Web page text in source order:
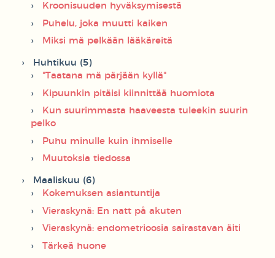
Kroonisuuden hyväksymisestä
Puhelu, joka muutti kaiken
Miksi mä pelkään lääkäreitä
Huhtikuu (5)
"Taatana mä pärjään kyllä"
Kipuunkin pitäisi kiinnittää huomiota
Kun suurimmasta haaveesta tuleekin suurin
pelko
Puhu minulle kuin ihmiselle
Muutoksia tiedossa
Maaliskuu (6)
Kokemuksen asiantuntija
Vieraskynä: En natt på akuten
Vieraskynä: endometrioosia sairastavan äiti
Tärkeä huone